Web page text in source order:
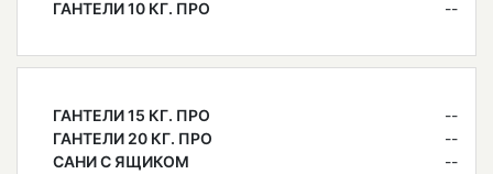
ГАНТЕЛИ 10 КГ. ПРО
--
ГАНТЕЛИ 15 КГ. ПРО
--
ГАНТЕЛИ 20 КГ. ПРО
--
САНИ С ЯЩИКОМ
--